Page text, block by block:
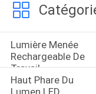
Lumière Menée
Rechargeable De
Travail
Haut Phare Du
Lumen LED